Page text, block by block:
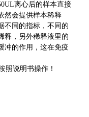
离心后的样本直接
然会提供样本稀释
不同的指标，不同的
释，另外稀释液里的
冲的作用，这在免疫
说明书操作！